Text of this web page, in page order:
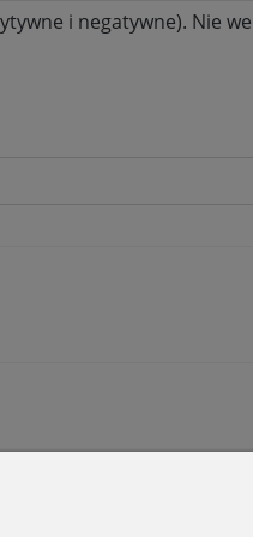
i negatywne). Nie